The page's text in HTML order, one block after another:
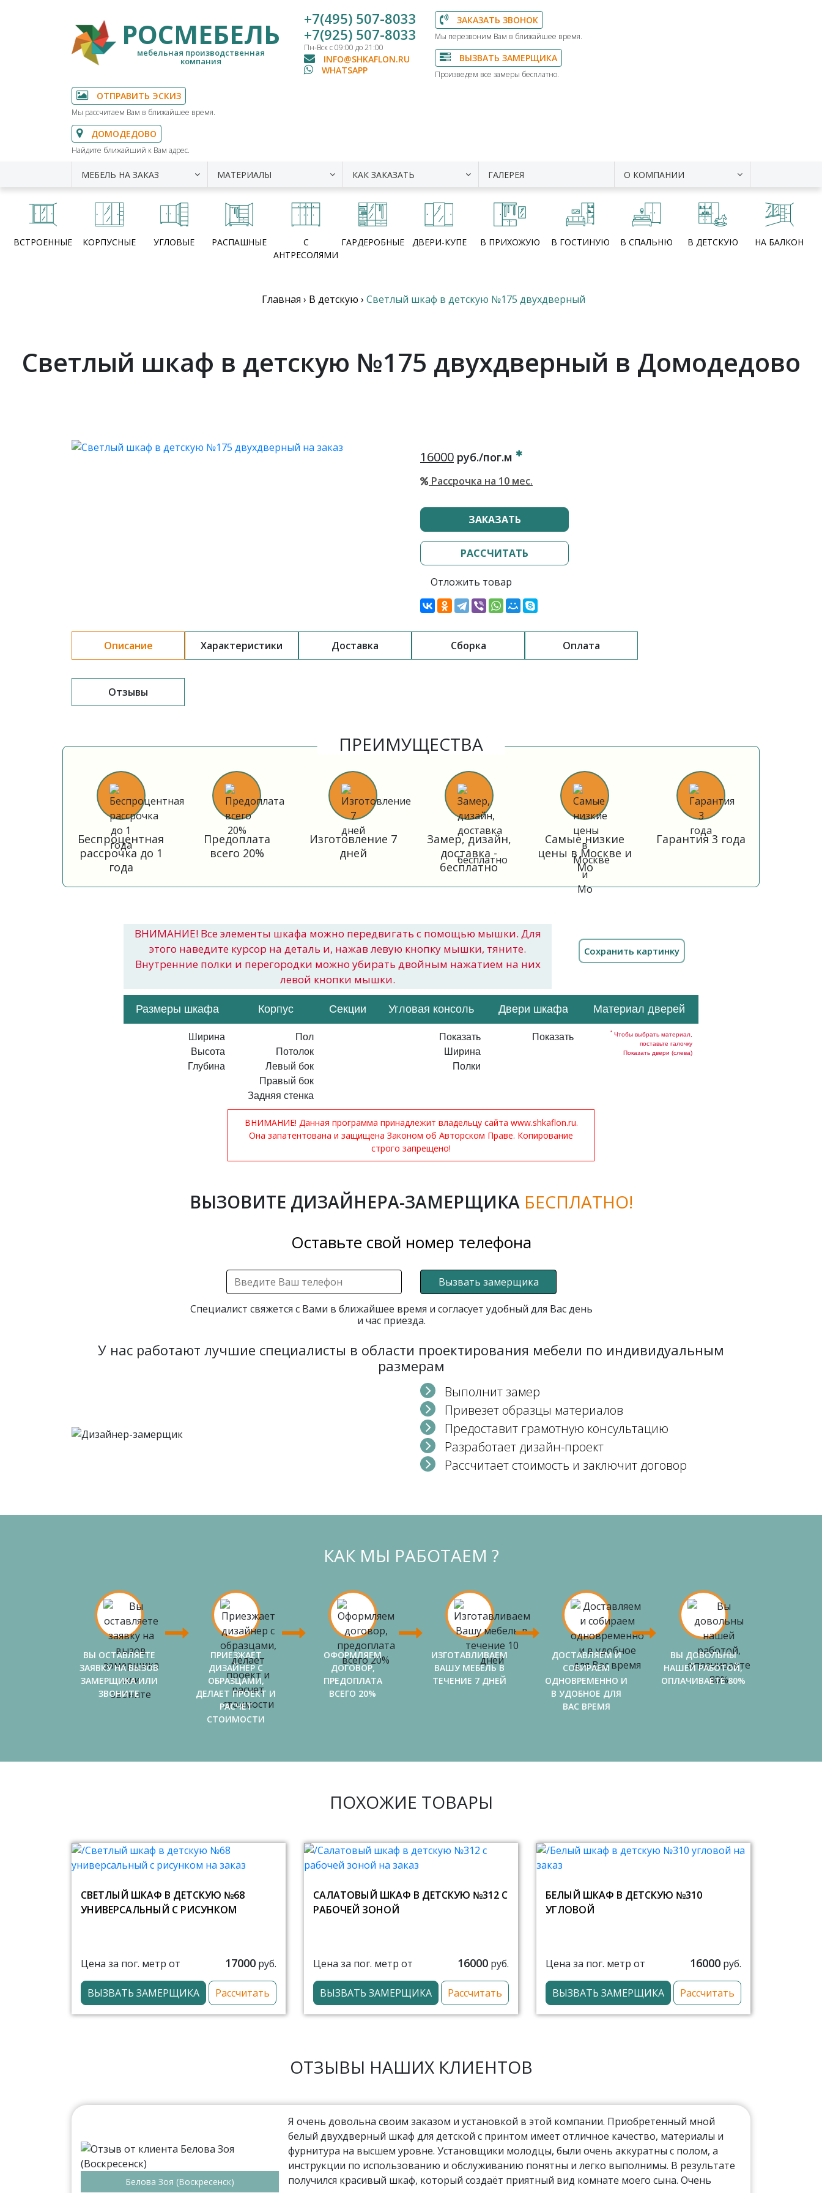
РОСМЕБЕЛЬ
мебельная производственная
компания
+7(495) 507-8033
+7(925) 507-8033
Пн-Вск с 09:00 до 21:00
INFO@SHKAFLON.RU
WHATSAPP
ЗАКАЗАТЬ ЗВОНОК
Мы перезвоним Вам в ближайшее время.
ВЫЗВАТЬ ЗАМЕРЩИКА
Произведем все замеры бесплатно.
ОТПРАВИТЬ ЭСКИЗ
Мы рассчитаем Вам в ближайшее время.
ДОМОДЕДОВО
Найдите ближайший к Вам адрес.
МЕБЕЛЬ НА ЗАКАЗ МАТЕРИАЛЫ КАК ЗАКАЗАТЬ ГАЛЕРЕЯ О КОМПАНИИ
ВСТРОЕННЫЕ КОРПУСНЫЕ УГЛОВЫЕ РАСПАШНЫЕ
С
АНТРЕСОЛЯМИ
ГАРДЕРОБНЫЕ ДВЕРИ-КУПЕ В ПРИХОЖУЮ В ГОСТИНУЮ В СПАЛЬНЮ В ДЕТСКУЮ НА БАЛКОН
Главная › В детскую › Светлый шкаф в детскую №175 двухдверный
Светлый шкаф в детскую №175 двухдверный в Домодедово
16000 руб./пог.м
Рассрочка на 10 мес.
ЗАКАЗАТЬ
РАССЧИТАТЬ
Отложить товар
Описание Характеристики Доставка Сборка Оплата
Отзывы
ПРЕИМУЩЕСТВА
Беспроцентная
рассрочка до 1
года
Предоплата
всего 20%
Изготовление 7
дней
Замер, дизайн,
доставка -
бесплатно
Самые низкие
цены в Москве и
Мо
Гарантия 3 года
ВНИМАНИЕ! Все элементы шкафа можно передвигать с помощью мышки. Для
этого наведите курсор на деталь и, нажав левую кнопку мышки, тяните.
Внутренние полки и перегородки можно убирать двойным нажатием на них
левой кнопки мышки.
Размеры шкафа Корпус Секции Угловая консоль Двери шкафа Материал дверей
Ширина
Высота
Глубина
Пол
Потолок
Левый бок
Правый бок
Задняя стенка
Показать
Ширина
Полки
Показать * Чтобы выбрать материал,
поставьте галочку
Показать двери (слева)
ВНИМАНИЕ! Данная программа принадлежит владельцу сайта www.shkaflon.ru.
Она запатентована и защищена Законом об Авторском Праве. Копирование
строго запрещено!
ВЫЗОВИТЕ ДИЗАЙНЕРА-ЗАМЕРЩИКА БЕСПЛАТНО!
Оставьте свой номер телефона
Вызвать замерщика
Специалист свяжется с Вами в ближайшее время и согласует удобный для Вас день
и час приезда.
У нас работают лучшие специалисты в области проектирования мебели по индивидуальным
размерам
Выполнит замер
Привезет образцы материалов
Предоставит грамотную консультацию
Разработает дизайн-проект
Рассчитает стоимость и заключит договор
КАК МЫ РАБОТАЕМ ?
ВЫ ОСТАВЛЯЕТЕ
ЗАЯВКУ НА ВЫЗОВ
ЗАМЕРЩИКА ИЛИ
ЗВОНИТЕ
ПРИЕЗЖАЕТ
ДИЗАЙНЕР С
ОБРАЗЦАМИ,
ДЕЛАЕТ ПРОЕКТ И
РАСЧЕТ
СТОИМОСТИ
ОФОРМЛЯЕМ
ДОГОВОР,
ПРЕДОПЛАТА
ВСЕГО 20%
ИЗГОТАВЛИВАЕМ
ВАШУ МЕБЕЛЬ В
ТЕЧЕНИЕ 7 ДНЕЙ
ДОСТАВЛЯЕМ И
СОБИРАЕМ
ОДНОВРЕМЕННО И
В УДОБНОЕ ДЛЯ
ВАС ВРЕМЯ
ВЫ ДОВОЛЬНЫ
НАШЕЙ РАБОТОЙ,
ОПЛАЧИВАЕТЕ 80%
ПОХОЖИЕ ТОВАРЫ
СВЕТЛЫЙ ШКАФ В ДЕТСКУЮ №68
УНИВЕРСАЛЬНЫЙ С РИСУНКОМ
Цена за пог. метр от 17000 руб.
ВЫЗВАТЬ ЗАМЕРЩИКА Рассчитать
САЛАТОВЫЙ ШКАФ В ДЕТСКУЮ №312 С
РАБОЧЕЙ ЗОНОЙ
Цена за пог. метр от 16000 руб.
ВЫЗВАТЬ ЗАМЕРЩИКА Рассчитать
БЕЛЫЙ ШКАФ В ДЕТСКУЮ №310
УГЛОВОЙ
Цена за пог. метр от 16000 руб.
ВЫЗВАТЬ ЗАМЕРЩИКА Рассчитать
ОТЗЫВЫ НАШИХ КЛИЕНТОВ
Белова Зоя (Воскресенск)
Я очень довольна своим заказом и установкой в этой компании. Приобретенный мной
белый двухдверный шкаф для детской с принтом имеет отличное качество, материалы и
фурнитура на высшем уровне. Установщики молодцы, были очень аккуратны с полом, а
инструкции по использованию и обслуживанию понятны и легко выполнимы. В результате
получился красивый шкаф, который создаёт приятный вид комнате моего сына. Очень